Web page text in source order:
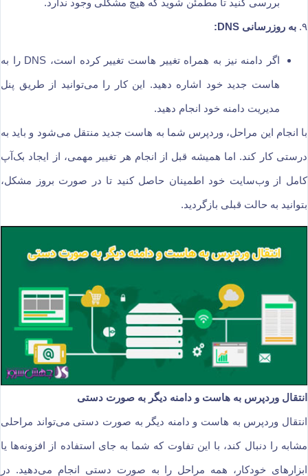
۹. به روزرسانی DNS:
اگر دامنه نیز به همراه تغییر هاست تغییر کرده است، DNS را به
هاست جدید خود اشاره دهید. این کار را می‌توانید از طریق پنل
مدیریت دامنه خود انجام دهید.
با انجام این مراحل، وردپرس شما به هاست جدید منتقل می‌شود و باید به
درستی کار کند. اما همیشه قبل از انجام هر تغییر مهمی، از ایجاد بک‌آپ
کامل از وب‌سایت خود اطمینان حاصل کنید تا در صورت بروز مشکل،
بتوانید به حالت قبلی بازگردید.
انتقال وردپرس به هاست و دامنه دیگر به‌ صورت دستی
انتقال وردپرس به هاست و دامنه دیگر به صورت دستی می‌تواند مراحلی
مشابه را دنبال کند، با این تفاوت که شما به جای استفاده از افزونه‌ها یا
ابزارهای خودکار، همه مراحل را به صورت دستی انجام می‌دهید. در